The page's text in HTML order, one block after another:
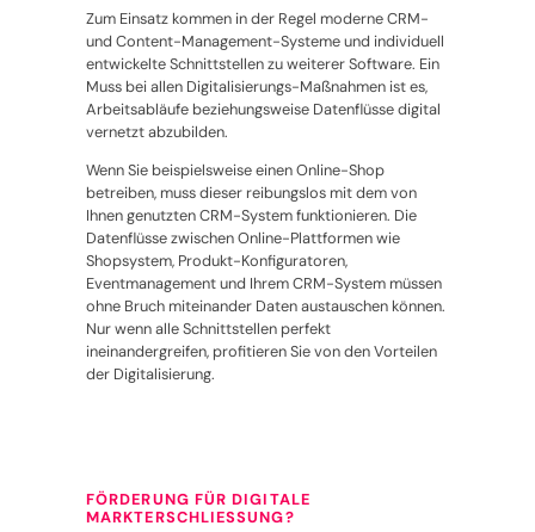
Zum Einsatz kommen in der Regel moderne CRM-
und Content-Management-Systeme und individuell
entwickelte Schnittstellen zu weiterer Software. Ein
Muss bei allen Digitalisierungs-Maßnahmen ist es,
Arbeitsabläufe beziehungsweise Datenflüsse digital
vernetzt abzubilden.
Wenn Sie beispielsweise einen Online-Shop
betreiben, muss dieser reibungslos mit dem von
Ihnen genutzten CRM-System funktionieren. Die
Datenflüsse zwischen Online-Plattformen wie
Shopsystem, Produkt-Konfiguratoren,
Eventmanagement und Ihrem CRM-System müssen
ohne Bruch miteinander Daten austauschen können.
Nur wenn alle Schnittstellen perfekt
ineinandergreifen, profitieren Sie von den Vorteilen
der Digitalisierung.
FÖRDERUNG FÜR DIGITALE
MARKTERSCHLIESSUNG?